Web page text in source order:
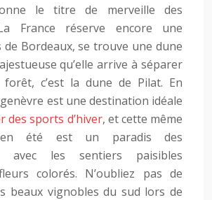
le titre de merveille des
France réserve encore une
Bordeaux, se trouve une dune
qu’elle arrive à séparer
forêt, c’est la dune de Pilat. En
est une destination idéale
des sports d’hiver, et cette même
en été est un paradis des
avec les sentiers paisibles
colorés. N’oubliez pas de
beaux vignobles du sud lors de